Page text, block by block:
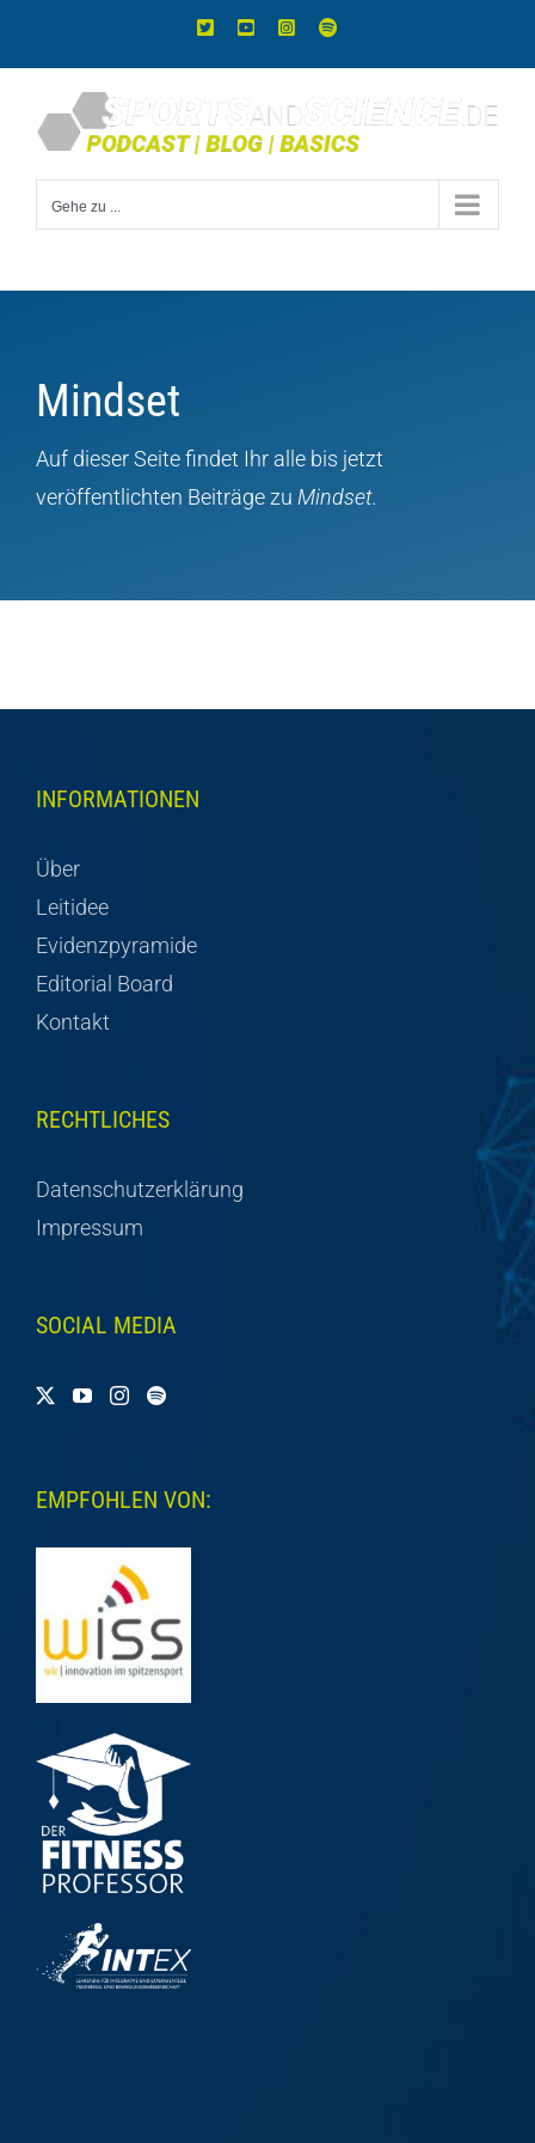
springen
X YouTubeInstagram
Gehe zu ...
Mindset
Auf dieser Seite findet Ihr alle bis jetzt
veröffentlichten Beiträge zu Mindset.
INFORMATIONEN
Über
Leitidee
Evidenzpyramide
Editorial Board
Kontakt
RECHTLICHES
Datenschutzerklärung
Impressum
SOCIAL MEDIA
EMPFOHLEN VON: